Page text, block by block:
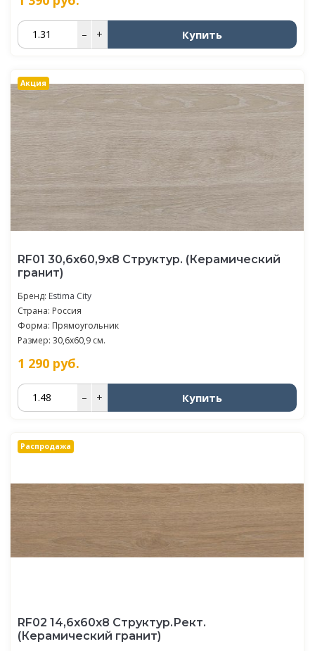
– + Купить
Акция
RF01 30,6x60,9x8 Структур. (Керамический
гранит)
Бренд: Estima City
Страна: Россия
Форма: Прямоугольник
Размер: 30,6x60,9 см.
1 290 руб.
– + Купить
Распродажа
RF02 14,6x60x8 Структур.Рект.
(Керамический гранит)